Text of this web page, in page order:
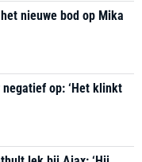
nieuwe bod op Mika
op: ‘Het klinkt